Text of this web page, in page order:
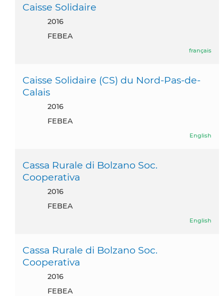
Caisse Solidaire
2016
FEBEA
français
Caisse Solidaire (CS) du Nord-Pas-de-
Calais
2016
FEBEA
English
Cassa Rurale di Bolzano Soc.
Cooperativa
2016
FEBEA
English
Cassa Rurale di Bolzano Soc.
Cooperativa
2016
FEBEA